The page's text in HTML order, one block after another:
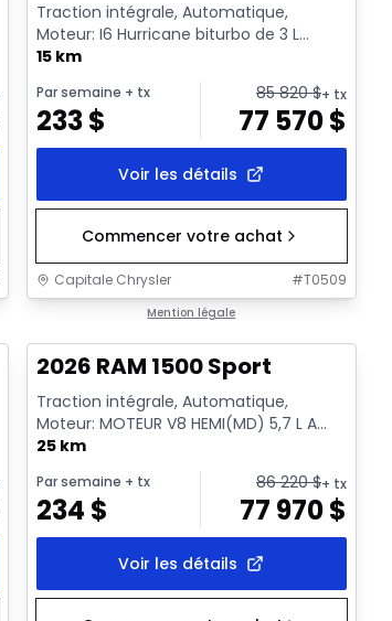
Traction intégrale, Automatique,
Moteur: I6 Hurricane biturbo de 3 L
rendement standard avec arrêt a...
15 km
Par semaine + tx
233$
85 820$+ tx
77 570$
Voir les détails
Commencer votre achat
Capitale Chrysler #T0509
Mention légale
2026 RAM 1500 Sport
Traction intégrale, Automatique,
Moteur: MOTEUR V8 HEMI(MD) 5,7 L A
VVT A/MDS ECO/ETORQUE - 6 Cyl. -...
25 km
Par semaine + tx
234 $
86 220$+ tx
77 970$
Voir les détails